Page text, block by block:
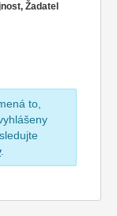
Žadatel
to,
.